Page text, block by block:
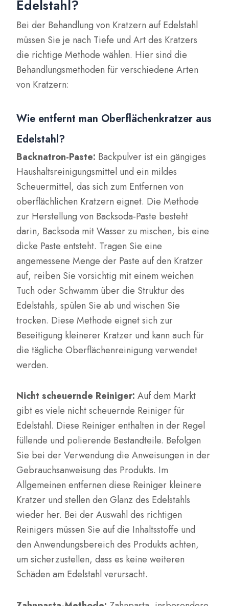
Edelstahl?
Bei der Behandlung von Kratzern auf Edelstahl
müssen Sie je nach Tiefe und Art des Kratzers
die richtige Methode wählen. Hier sind die
Behandlungsmethoden für verschiedene Arten
von Kratzern:
Wie entfernt man Oberflächenkratzer aus
Edelstahl?
Backnatron-Paste: Backpulver ist ein gängiges
Haushaltsreinigungsmittel und ein mildes
Scheuermittel, das sich zum Entfernen von
oberflächlichen Kratzern eignet. Die Methode
zur Herstellung von Backsoda-Paste besteht
darin, Backsoda mit Wasser zu mischen, bis eine
dicke Paste entsteht. Tragen Sie eine
angemessene Menge der Paste auf den Kratzer
auf, reiben Sie vorsichtig mit einem weichen
Tuch oder Schwamm über die Struktur des
Edelstahls, spülen Sie ab und wischen Sie
trocken. Diese Methode eignet sich zur
Beseitigung kleinerer Kratzer und kann auch für
die tägliche Oberflächenreinigung verwendet
werden.
Nicht scheuernde Reiniger: Auf dem Markt
gibt es viele nicht scheuernde Reiniger für
Edelstahl. Diese Reiniger enthalten in der Regel
füllende und polierende Bestandteile. Befolgen
Sie bei der Verwendung die Anweisungen in der
Gebrauchsanweisung des Produkts. Im
Allgemeinen entfernen diese Reiniger kleinere
Kratzer und stellen den Glanz des Edelstahls
wieder her. Bei der Auswahl des richtigen
Reinigers müssen Sie auf die Inhaltsstoffe und
den Anwendungsbereich des Produkts achten,
um sicherzustellen, dass es keine weiteren
Schäden am Edelstahl verursacht.